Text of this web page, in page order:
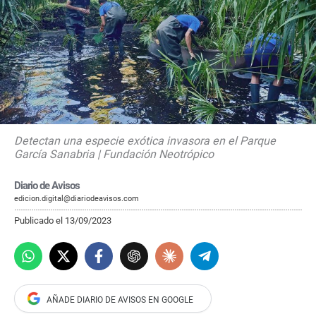
Detectan una especie exótica invasora en el Parque
García Sanabria | Fundación Neotrópico
Diario de Avisos
edicion.digital@diariodeavisos.com
Publicado el 13/09/2023